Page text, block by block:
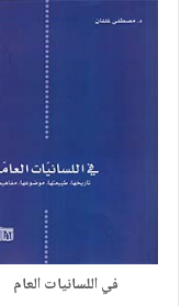
في اللسانيات العام